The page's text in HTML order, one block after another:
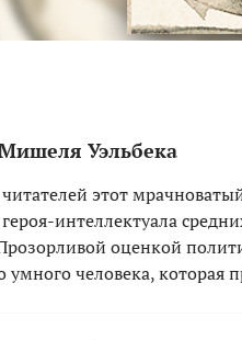
Уэльбека
этот
интеллектуала
оценкой
умного человека, которая